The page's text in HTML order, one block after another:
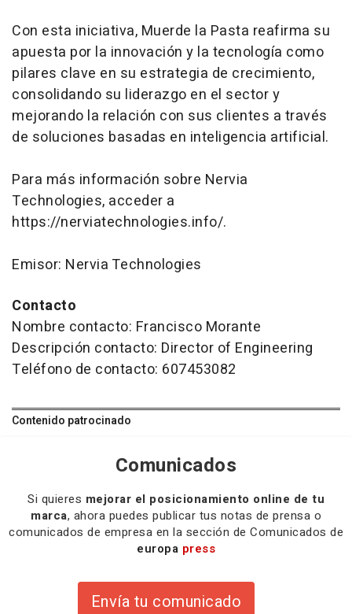
Con esta iniciativa, Muerde la Pasta reafirma su
apuesta por la innovación y la tecnología como
pilares clave en su estrategia de crecimiento,
consolidando su liderazgo en el sector y
mejorando la relación con sus clientes a través
de soluciones basadas en inteligencia artificial.
Para más información sobre Nervia
Technologies, acceder a
https://nerviatechnologies.info/.
Emisor: Nervia Technologies
Contacto
Nombre contacto: Francisco Morante
Descripción contacto: Director of Engineering
Teléfono de contacto: 607453082
Contenido patrocinado
Comunicados
Si quieres mejorar el posicionamiento online de tu
marca, ahora puedes publicar tus notas de prensa o
comunicados de empresa en la sección de Comunicados de
europa press
Envía tu comunicado